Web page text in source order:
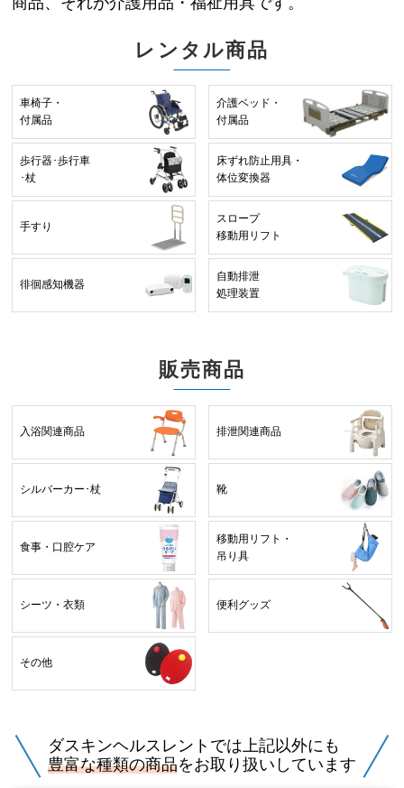
レンタル商品
車椅子・
付属品
介護ベッド・
付属品
歩行器･歩行車
･杖
床ずれ防止用具・
体位変換器
手すり
スロープ
移動用リフト
徘徊感知機器
自動排泄
処理装置
販売商品
入浴関連商品 排泄関連商品
シルバーカー･杖 靴
食事・口腔ケア
移動用リフト・
吊り具
シーツ・衣類 便利グッズ
その他
ダスキンヘルスレントでは上記以外にも
豊富な種類の商品をお取り扱いしています